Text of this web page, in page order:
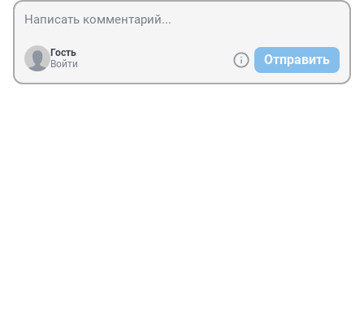
Гость
Войти
Отправить